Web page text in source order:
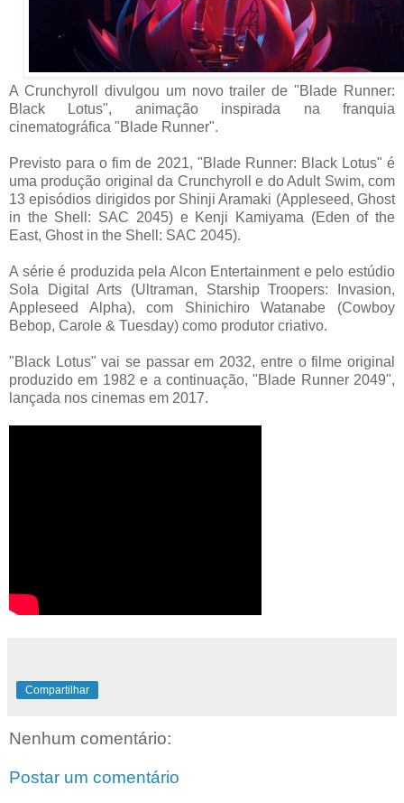
A Crunchyroll divulgou um novo trailer de "Blade Runner:
Black Lotus", animação inspirada na franquia
cinematográfica "Blade Runner".
Previsto para o fim de 2021, "Blade Runner: Black Lotus" é
uma produção original da Crunchyroll e do Adult Swim, com
13 episódios dirigidos por Shinji Aramaki (Appleseed, Ghost
in the Shell: SAC 2045) e Kenji Kamiyama (Eden of the
East, Ghost in the Shell: SAC 2045).
A série é produzida pela Alcon Entertainment e pelo estúdio
Sola Digital Arts (Ultraman, Starship Troopers: Invasion,
Appleseed Alpha), com Shinichiro Watanabe (Cowboy
Bebop, Carole & Tuesday) como produtor criativo.
"Black Lotus" vai se passar em 2032, entre o filme original
produzido em 1982 e a continuação, "Blade Runner 2049",
lançada nos cinemas em 2017.
Compartilhar
Nenhum comentário:
Postar um comentário